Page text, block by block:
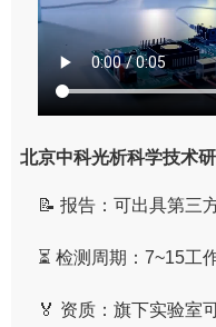
北京中科光析科学技术
📝 报告：可出具第三
⏳ 检测周期：7~15工
🏅 资质：旗下实验室